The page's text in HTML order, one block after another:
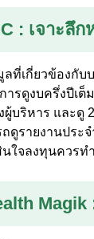
: เจาะลึ
ลที่เกี่ยวข้องกั
ารดูงบครึ่งปีเต็
บริหาร และดู
ถดูรายงานประ
นใจลงทุนควรท
Magik